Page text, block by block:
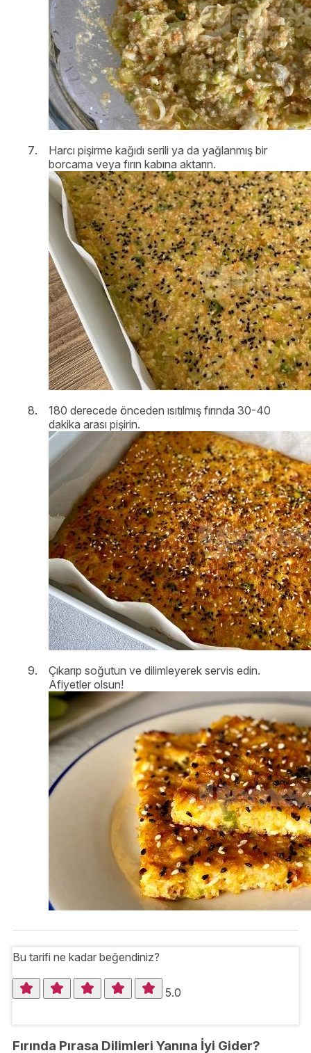
Harcı pişirme kağıdı serili ya da yağlanmış bir
borcama veya fırın kabına aktarın.
180 derecede önceden ısıtılmış fırında 30-40
dakika arası pişirin.
Çıkarıp soğutun ve dilimleyerek servis edin.
Afiyetler olsun!
Bu tarifi ne kadar beğendiniz?
5.0
Fırında Pırasa Dilimleri Yanına İyi Gider?